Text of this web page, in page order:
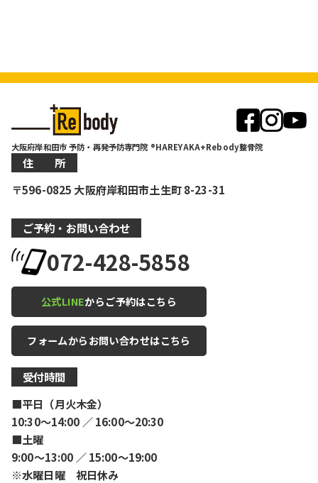
大阪府岸和田市 予防・再発予防専門院 ®HAREYAKA+Rebody整骨院
住 所
〒596-0825 大阪府岸和田市土生町 8-23-31
ご予約・お問い合わせ
072-428-5858
公式LINEからご予約はこちら
フォームからお問い合わせはこちら
受付時間
■平日（月火木金）
10:30〜14:00 ／ 16:00〜20:30
■土曜
9:00〜13:00 ／ 15:00〜19:00
※水曜日曜 祝日休み